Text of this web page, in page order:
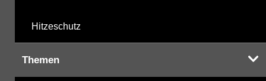
Hitzeschutz
Themen